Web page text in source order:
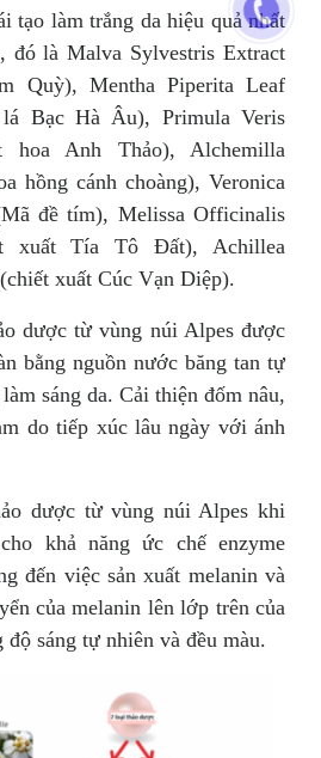
tạo làm trắng da hiệu quả nhất
đó là Malva Sylvestris Extract
Quỳ), Mentha Piperita Leaf
Bạc Hà Âu), Primula Veris
hoa Anh Thảo), Alchemilla
hồng cánh choàng), Veronica
đề tím), Melissa Officinalis
xuất Tía Tô Đất), Achillea
xuất Cúc Vạn Diệp).
dược từ vùng núi Alpes được
bằng nguồn nước băng tan tự
sáng da. Cải thiện đốm nâu,
do tiếp xúc lâu ngày với ánh
dược từ vùng núi Alpes khi
khả năng ức chế enzyme
đến việc sản xuất melanin và
của melanin lên lớp trên của
độ sáng tự nhiên và đều màu.